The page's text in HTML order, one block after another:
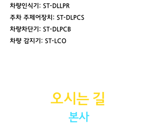
차량인식기: ST-DLLPR
주차 주제어장치: ST-DLPCS
차량차단기: ST-DLPCB
차량 감지기: ST-LCO
오시는 길
본사